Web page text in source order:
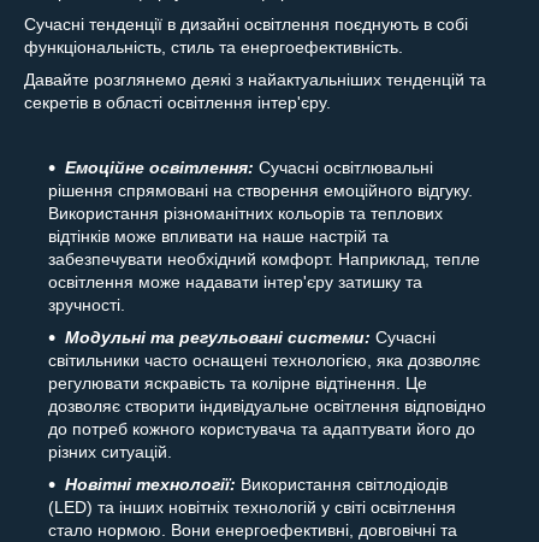
Сучасні тенденції в дизайні освітлення поєднують в собі
функціональність, стиль та енергоефективність.
Давайте розглянемо деякі з найактуальніших тенденцій та
секретів в області освітлення інтер'єру.
Емоційне освітлення: Сучасні освітлювальні
рішення спрямовані на створення емоційного відгуку.
Використання різноманітних кольорів та теплових
відтінків може впливати на наше настрій та
забезпечувати необхідний комфорт. Наприклад, тепле
освітлення може надавати інтер'єру затишку та
зручності.
Модульні та регульовані системи: Сучасні
світильники часто оснащені технологією, яка дозволяє
регулювати яскравість та колірне відтінення. Це
дозволяє створити індивідуальне освітлення відповідно
до потреб кожного користувача та адаптувати його до
різних ситуацій.
Новітні технології: Використання світлодіодів
(LED) та інших новітніх технологій у світі освітлення
стало нормою. Вони енергоефективні, довговічні та